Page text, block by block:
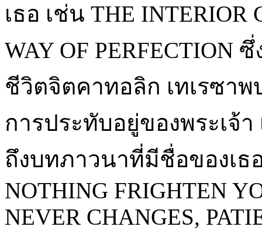
เธอ เช่น THE INTERIOR
WAY OF
ชีวิตจิตคาทอลิก เทเรซา
การประทับอยู่ของพระเจ้
ถึงบทภาวนาที่มีชื่อของเธอ
NOTHING FRIGHTEN
NEVER CHANGES,